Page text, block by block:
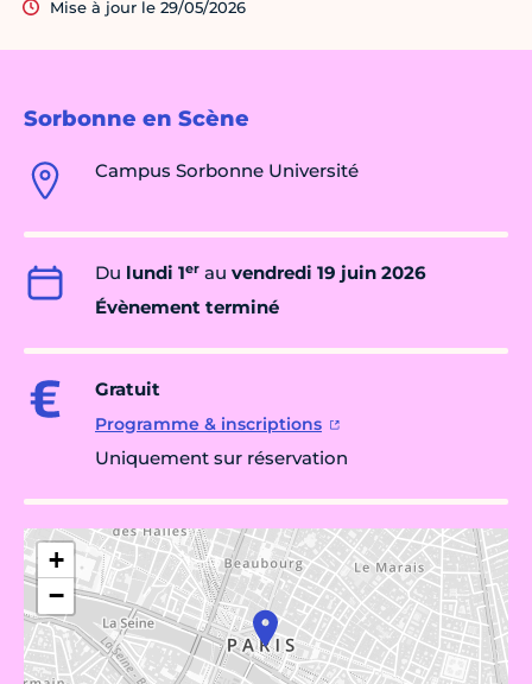
Sorbonne en Scène
Campus Sorbonne Université
Du lundi 1er au vendredi 19 juin 2026
Évènement terminé
Gratuit
Programme & inscriptions
Uniquement sur réservation
+
−
Mise à jour le 29/05/2026